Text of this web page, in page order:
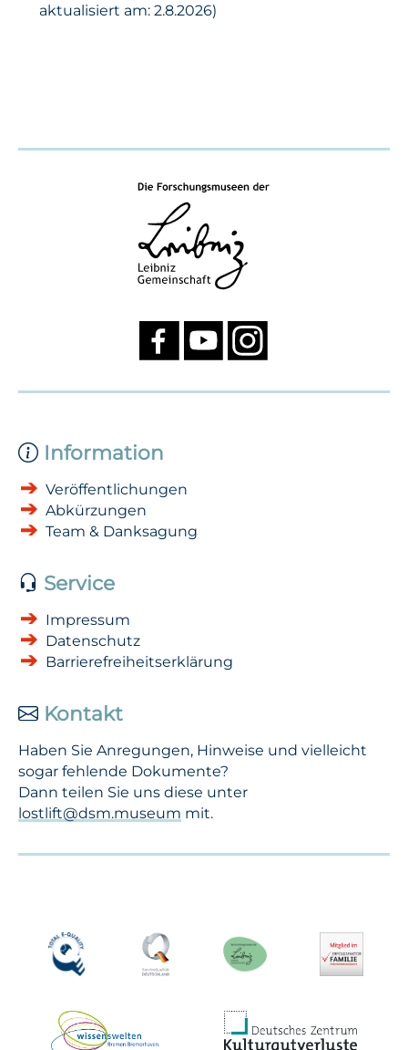
aktualisiert am: 2.8.2026)
Information
Veröffentlichungen
Abkürzungen
Team & Danksagung
Service
Impressum
Datenschutz
Barrierefreiheitserklärung
Kontakt
Haben Sie Anregungen, Hinweise und vielleicht
sogar fehlende Dokumente?
Dann teilen Sie uns diese unter
lostlift@dsm.museum mit.